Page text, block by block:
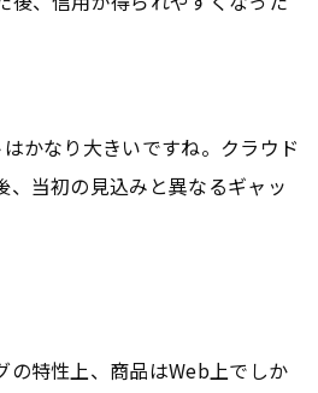
かなり大きいですね。クラウド
、当初の見込みと異なるギャッ
の特性上、商品はWeb上でしか